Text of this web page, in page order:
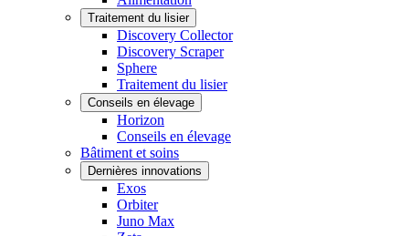
Traitement du lisier
Discovery Collector
Discovery Scraper
Sphere
Traitement du lisier
Conseils en élevage
Horizon
Conseils en élevage
Bâtiment et soins
Dernières innovations
Exos
Orbiter
Juno Max